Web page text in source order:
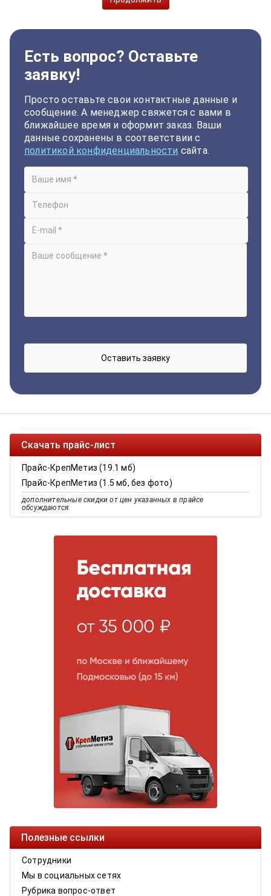
Есть вопрос? Оставьте
заявку!
Просто оставьте свои контактные данные и
сообщение. А менеджер свяжется с вами в
ближайшее время и оформит заказ. Ваши
данные сохранены в соответствии с
политикой конфиденциальности сайта.
Скачать прайс-лист
Прайс-КрепМетиз (19.1 мб)
Прайс-КрепМетиз (1.5 мб, без фото)
дополнительные скидки от цен указанных в прайсе
обсуждаются.
Полезные ссылки
Сотрудники
Мы в социальных сетях
Рубрика вопрос-ответ